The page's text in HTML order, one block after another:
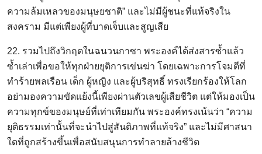
ความล้มเหลวของมนุษยชาติ” และไม่มีผู้ชนะที่แท้จริงใน
สงคราม มีแต่เพียงผู้ที่บาดเจ็บและสูญเสีย
22. รวมไปถึงวิกฤตในฉนวนกาซา พระองค์ได้ส่งสารซ้ำแล้ว
ซ้ำเล่าเพื่อขอให้ทุกฝ่ายยุติการเข่นฆ่า โดยเฉพาะการโจมตีที่
ทำร้ายพลเรือน เด็ก ผู้หญิง และผู้บริสุทธิ์ ทรงเรียกร้องให้โลก
อย่ามองความขัดแย้งนี้เพียงผ่านตัวเลขผู้เสียชีวิต แต่ให้มองเป็น
ความทุกข์ของมนุษย์ที่เท่าเทียมกัน พระองค์ทรงเน้นว่า “ความ
ยุติธรรมเท่านั้นที่จะนำไปสู่สันติภาพที่แท้จริง” และไม่มีศาสนา
ใดที่ถูกสร้างขึ้นเพื่อสนับสนุนการทำลายล้างชีวิต